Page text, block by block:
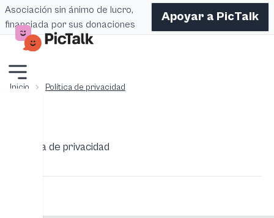
Asociación sin ánimo de lucro,
financiada por sus donaciones
Apoyar a PicTalk
Inicio Política de privacidad
Política de privacidad